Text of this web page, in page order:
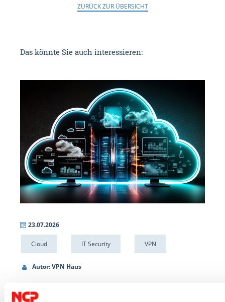
ZURÜCK ZUR ÜBERSICHT
Das könnte Sie auch interessieren:
23.07.2026
Cloud IT Security VPN
Autor: VPN Haus
Digitale Souveränität: Europa holt sich